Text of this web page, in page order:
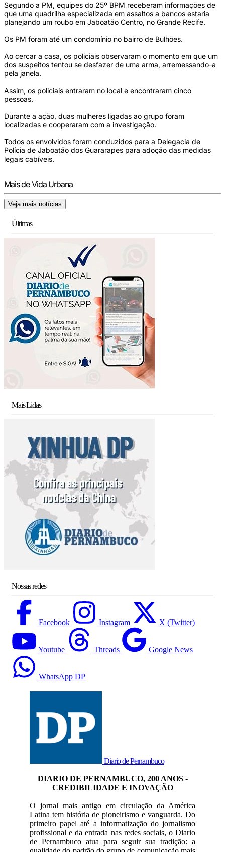
Segundo a PM, equipes do 25º BPM receberam informações de
que uma quadrilha especializada em assaltos a bancos estaria
planejando um roubo em Jaboatão Centro, no Grande Recife.
Os PM foram até um condomínio no bairro de Bulhões.
Ao cercar a casa, os policiais observaram o momento em que um
dos suspeitos tentou se desfazer de uma arma, arremessando-a
pela janela.
Assim, os policiais entraram no local e encontraram cinco
pessoas.
Durante a ação, duas mulheres ligadas ao grupo foram
localizadas e cooperaram com a investigação.
Todos os envolvidos foram conduzidos para a Delegacia de
Polícia de Jaboatão dos Guararapes para adoção das medidas
legais cabíveis.
Mais de Vida Urbana
Veja mais notícias
Últimas
Mais Lidas
Nossas redes
Facebook Instagram X (Twitter)
Youtube Threads Google News
WhatsApp DP
Diario de Pernambuco
DIARIO DE PERNAMBUCO, 200 ANOS -
CREDIBILIDADE E INOVAÇÃO
O jornal mais antigo em circulação da América
Latina tem história de pioneirismo e vanguarda. Do
primeiro papel até a informatização do jornalismo
profissional e da entrada nas redes sociais, o Diario
de Pernambuco atua para seguir sua tradição: a